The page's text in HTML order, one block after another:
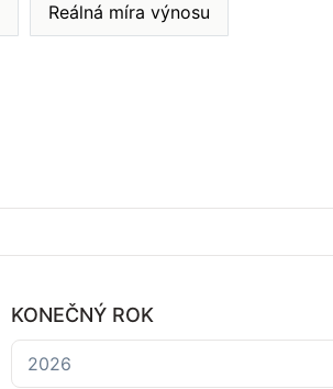
Reálná míra výnosu
KONEČNÝ ROK